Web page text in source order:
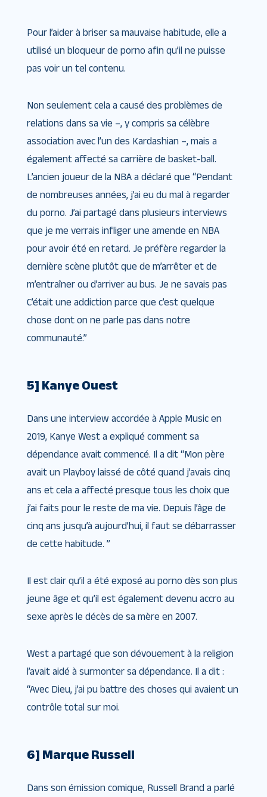
Pour l’aider à briser sa mauvaise habitude, elle a
utilisé un bloqueur de porno afin qu’il ne puisse
pas voir un tel contenu.
Non seulement cela a causé des problèmes de
relations dans sa vie –, y compris sa célèbre
association avec l’un des Kardashian –, mais a
également affecté sa carrière de basket-ball.
L’ancien joueur de la NBA a déclaré que “Pendant
de nombreuses années, j’ai eu du mal à regarder
du porno. J’ai partagé dans plusieurs interviews
que je me verrais infliger une amende en NBA
pour avoir été en retard. Je préfère regarder la
dernière scène plutôt que de m’arrêter et de
m’entraîner ou d’arriver au bus. Je ne savais pas
C’était une addiction parce que c’est quelque
chose dont on ne parle pas dans notre
communauté.”
5] Kanye Ouest
Dans une interview accordée à Apple Music en
2019, Kanye West a expliqué comment sa
dépendance avait commencé. Il a dit “Mon père
avait un Playboy laissé de côté quand j’avais cinq
ans et cela a affecté presque tous les choix que
j’ai faits pour le reste de ma vie. Depuis l’âge de
cinq ans jusqu’à aujourd’hui, il faut se débarrasser
de cette habitude. ”
Il est clair qu’il a été exposé au porno dès son plus
jeune âge et qu’il est également devenu accro au
sexe après le décès de sa mère en 2007.
West a partagé que son dévouement à la religion
l’avait aidé à surmonter sa dépendance. Il a dit :
“Avec Dieu, j’ai pu battre des choses qui avaient un
contrôle total sur moi.
6] Marque Russell
Dans son émission comique, Russell Brand a parlé